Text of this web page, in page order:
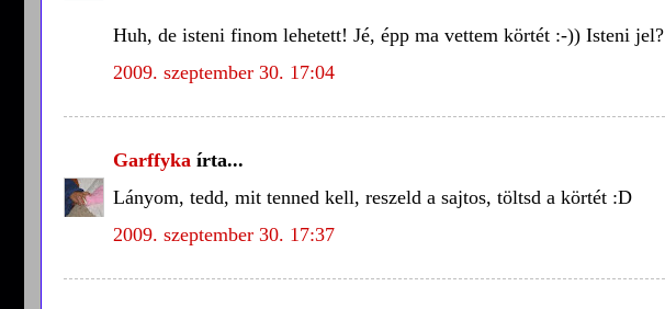
Huh, de isteni finom lehetett! Jé, épp ma vettem körtét :-)) Isteni jel?
2009. szeptember 30. 17:04
Garffyka írta...
Lányom, tedd, mit tenned kell, reszeld a sajtos, töltsd a körtét :D
2009. szeptember 30. 17:37